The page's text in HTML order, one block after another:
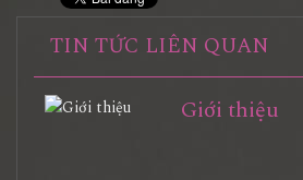
TIN TỨC LIÊN QUAN
Giới thiệu